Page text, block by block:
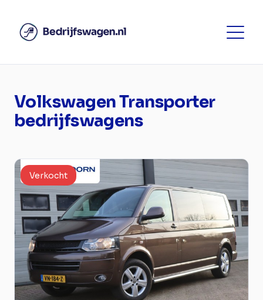
Volkswagen Transporter
bedrijfswagens
Verkocht